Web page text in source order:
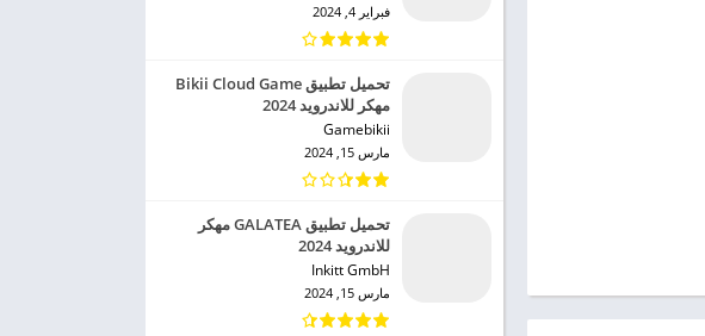
فبراير 4, 2024
تحميل تطبيق Bikii Cloud Game
مهكر للاندرويد 2024
Gamebikii‏
مارس 15, 2024
تحميل تطبيق GALATEA مهكر
للاندرويد 2024
Inkitt GmbH‏
مارس 15, 2024